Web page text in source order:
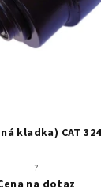
kladka) CAT
--?--
na dotaz